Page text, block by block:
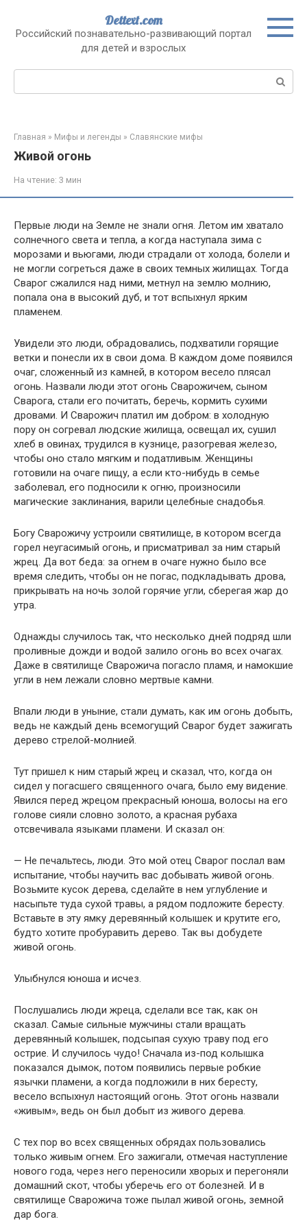
контенту
Dettext.com
Российский познавательно-развивающий портал
для детей и взрослых
Поиск:
Главная » Мифы и легенды » Славянские мифы
Живой огонь
На чтение: 3 мин
Первые люди на Земле не знали огня. Летом им хватало
солнечного света и тепла, а когда наступала зима с
морозами и вьюгами, люди страдали от холода, болели и
не могли согреться даже в своих темных жилищах. Тогда
Сварог сжалился над ними, метнул на землю молнию,
попала она в высокий дуб, и тот вспыхнул ярким
пламенем.
Увидели это люди, обрадовались, подхватили горящие
ветки и понесли их в свои дома. В каждом доме появился
очаг, сложенный из камней, в котором весело плясал
огонь. Назвали люди этот огонь Сварожичем, сыном
Сварога, стали его почитать, беречь, кормить сухими
дровами. И Сварожич платил им добром: в холодную
пору он согревал людские жилища, освещал их, сушил
хлеб в овинах, трудился в кузнице, разогревая железо,
чтобы оно стало мягким и податливым. Женщины
готовили на очаге пищу, а если кто-нибудь в семье
заболевал, его подносили к огню, произносили
магические заклинания, варили целебные снадобья.
Богу Сварожичу устроили святилище, в котором всегда
горел неугасимый огонь, и присматривал за ним старый
жрец. Да вот беда: за огнем в очаге нужно было все
время следить, чтобы он не погас, подкладывать дрова,
прикрывать на ночь золой горячие угли, сберегая жар до
утра.
Однажды случилось так, что несколько дней подряд шли
проливные дожди и водой залило огонь во всех очагах.
Даже в святилище Сварожича погасло пламя, и намокшие
угли в нем лежали словно мертвые камни.
Впали люди в уныние, стали думать, как им огонь добыть,
ведь не каждый день всемогущий Сварог будет зажигать
дерево стрелой-молнией.
Тут пришел к ним старый жрец и сказал, что, когда он
сидел у погасшего священного очага, было ему видение.
Явился перед жрецом прекрасный юноша, волосы на его
голове сияли словно золото, а красная рубаха
отсвечивала языками пламени. И сказал он:
— Не печальтесь, люди. Это мой отец Сварог послал вам
испытание, чтобы научить вас добывать живой огонь.
Возьмите кусок дерева, сделайте в нем углубление и
насыпьте туда сухой травы, а рядом подложите бересту.
Вставьте в эту ямку деревянный колышек и крутите его,
будто хотите пробуравить дерево. Так вы добудете
живой огонь.
Улыбнулся юноша и исчез.
Послушались люди жреца, сделали все так, как он
сказал. Самые сильные мужчины стали вращать
деревянный колышек, подсыпая сухую траву под его
острие. И случилось чудо! Сначала из-под колышка
показался дымок, потом появились первые робкие
язычки пламени, а когда подложили в них бересту,
весело вспыхнул настоящий огонь. Этот огонь назвали
«живым», ведь он был добыт из живого дерева.
С тех пор во всех священных обрядах пользовались
только живым огнем. Его зажигали, отмечая наступление
нового года, через него переносили хворых и перегоняли
домашний скот, чтобы уберечь его от болезней. И в
святилище Сварожича тоже пылал живой огонь, земной
дар бога.